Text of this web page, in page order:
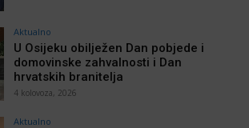
Aktualno
U Osijeku obilježen Dan pobjede i
domovinske zahvalnosti i Dan
hrvatskih branitelja
4 kolovoza, 2026
Aktualno